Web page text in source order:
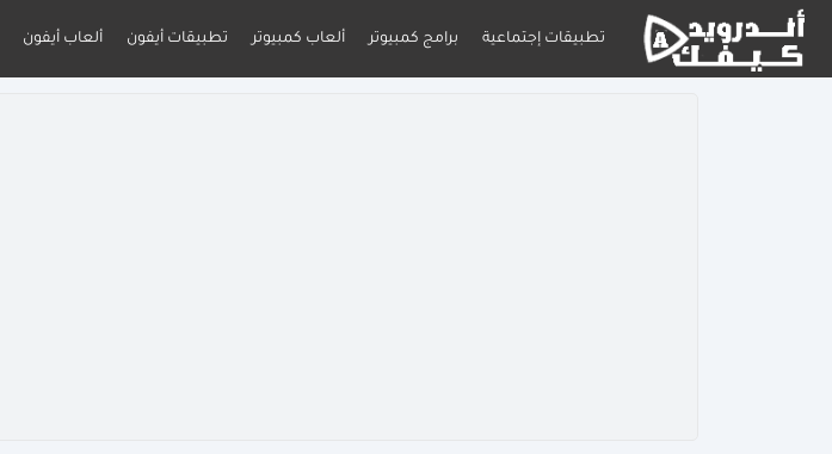
تطبيقات إجتماعية برامج كمبيوتر ألعاب كمبيوتر تطبيقات أيفون ألعاب أيفون